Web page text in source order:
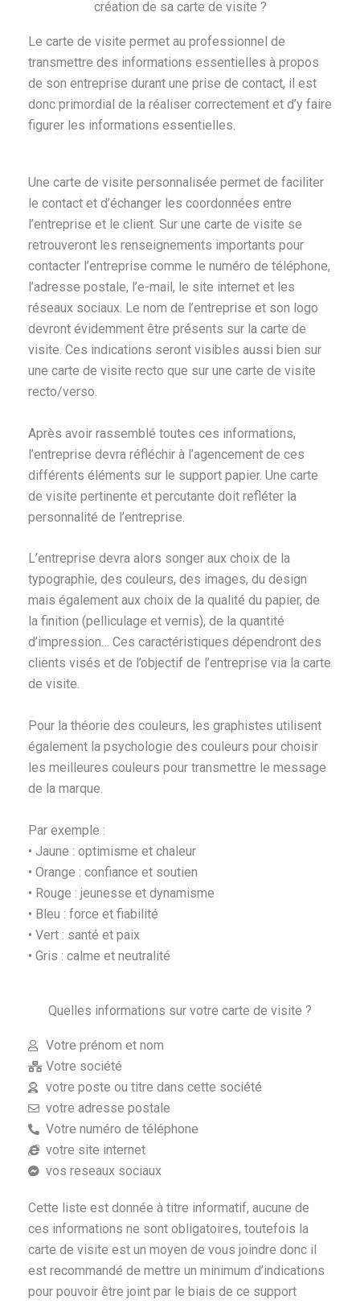
création de sa carte de visite ?
Le carte de visite permet au professionnel de
transmettre des informations essentielles à propos
de son entreprise durant une prise de contact, il est
donc primordial de la réaliser correctement et d’y faire
figurer les informations essentielles.
Une carte de visite personnalisée permet de faciliter
le contact et d’échanger les coordonnées entre
l’entreprise et le client. Sur une carte de visite se
retrouveront les renseignements importants pour
contacter l’entreprise comme le numéro de téléphone,
l’adresse postale, l’e-mail, le site internet et les
réseaux sociaux. Le nom de l’entreprise et son logo
devront évidemment être présents sur la carte de
visite. Ces indications seront visibles aussi bien sur
une carte de visite recto que sur une carte de visite
recto/verso.
Après avoir rassemblé toutes ces informations,
l’entreprise devra réfléchir à l’agencement de ces
différents éléments sur le support papier. Une carte
de visite pertinente et percutante doit refléter la
personnalité de l’entreprise.
L’entreprise devra alors songer aux choix de la
typographie, des couleurs, des images, du design
mais également aux choix de la qualité du papier, de
la finition (pelliculage et vernis), de la quantité
d’impression… Ces caractéristiques dépendront des
clients visés et de l’objectif de l’entreprise via la carte
de visite.
Pour la théorie des couleurs, les graphistes utilisent
également la psychologie des couleurs pour choisir
les meilleures couleurs pour transmettre le message
de la marque.
Par exemple :
• Jaune : optimisme et chaleur
• Orange : confiance et soutien
• Rouge : jeunesse et dynamisme
• Bleu : force et fiabilité
• Vert : santé et paix
• Gris : calme et neutralité
Quelles informations sur votre carte de visite ?
Votre prénom et nom
Votre société
votre poste ou titre dans cette société
votre adresse postale
Votre numéro de téléphone
votre site internet
vos reseaux sociaux
Cette liste est donnée à titre informatif, aucune de
ces informations ne sont obligatoires, toutefois la
carte de visite est un moyen de vous joindre donc il
est recommandé de mettre un minimum d’indications
pour pouvoir être joint par le biais de ce support